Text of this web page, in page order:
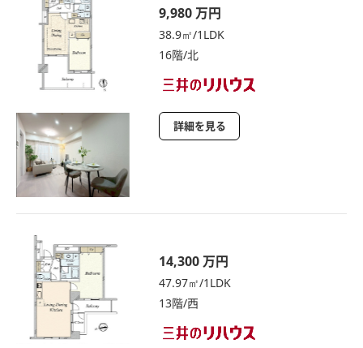
9,980 万円
38.9㎡/1LDK
16階/北
詳細を見る
14,300 万円
47.97㎡/1LDK
13階/西